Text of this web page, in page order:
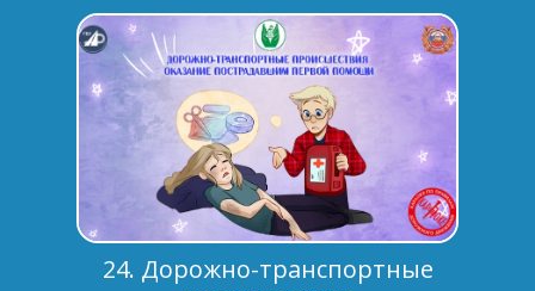
24. Дорожно-транспортные